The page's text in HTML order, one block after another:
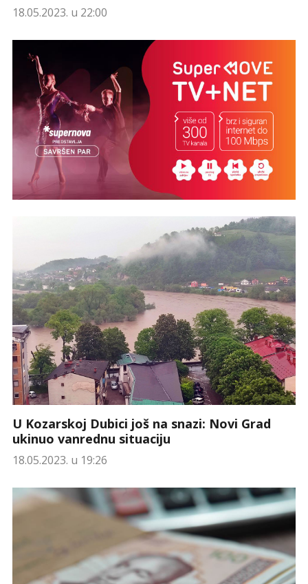
18.05.2023. u 22:00
U Kozarskoj Dubici još na snazi: Novi Grad
ukinuo vanrednu situaciju
18.05.2023. u 19:26